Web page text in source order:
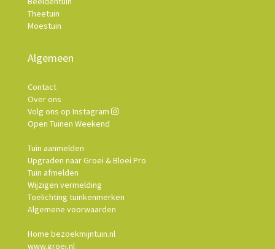
Theetuin
Moestuin
Algemeen
Contact
Over ons
Volg ons op Instagram
Open Tuinen Weekend
Tuin aanmelden
Upgraden naar Groei & Bloei Pro
Tuin afmelden
Wijzigen vermelding
Toelichting tuinkenmerken
Algemene voorwaarden
Home bezoekmijntuin.nl
www.groei.nl